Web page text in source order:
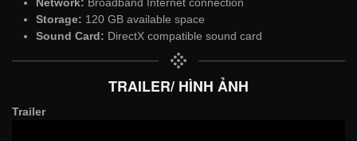
Storage: 120 GB available space
Sound Card: DirectX compatible sound card
TRAILER/ HÌNH ẢNH
Trailer